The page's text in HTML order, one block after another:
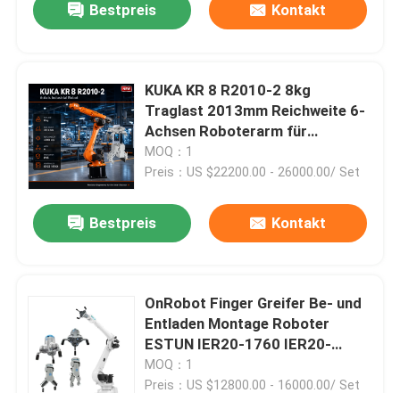
Bestpreis Kontakt
KUKA KR 8 R2010-2 8kg
Traglast 2013mm Reichweite 6-
Achsen Roboterarm für
Lichtbogenschweißen und
Maschinenbeladung mit Greifern
MOQ：1
Preis：US $22200.00 - 26000.00/ Set
Bestpreis Kontakt
OnRobot Finger Greifer Be- und
Entladen Montage Roboter
ESTUN IER20-1760 IER20-
2300-HI Industrieroboter
MOQ：1
Preis：US $12800.00 - 16000.00/ Set